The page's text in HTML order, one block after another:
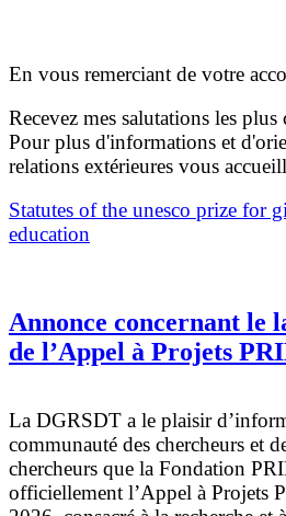
En vous remerciant de votre
Recevez mes salutations les plus
Pour plus d'informations et
relations extérieures vous
Statutes of the unesco prize for
education
Annonce concernant le
de l’Appel à Projets
La DGRSDT a le plaisir
communauté des chercheurs et
chercheurs que la Fondation
officiellement l’Appel à Projets